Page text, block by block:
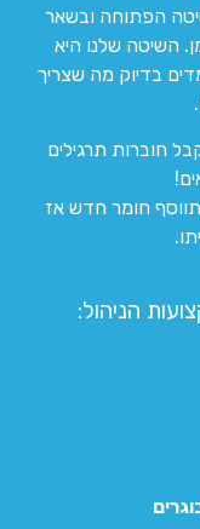
הפתוחה ובשאר
השיטה שלנו היא
בדיוק מה שצריך
חוברות תרגילים
חומר חדש אז
הניהול: